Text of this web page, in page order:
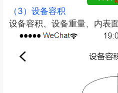
（3）设备容积
设备容积、设备重量、内表